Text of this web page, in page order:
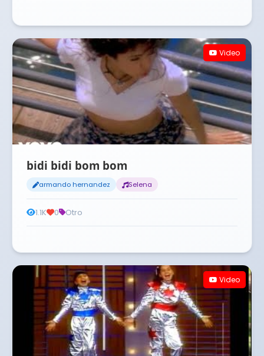
Video
bidi bidi bom bom
armando hernandez Selena
1.1K 0 Otro
Video